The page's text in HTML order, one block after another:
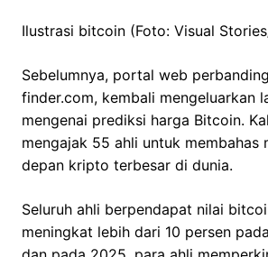
Ilustrasi bitcoin (Foto: Visual
Sebelumnya, portal web
finder.com, kembali mengeluarkan
mengenai prediksi harga Bitcoin.
mengajak 55 ahli untuk membahas
depan kripto terbesar di dunia.
Seluruh ahli berpendapat nilai
meningkat lebih dari 10 persen